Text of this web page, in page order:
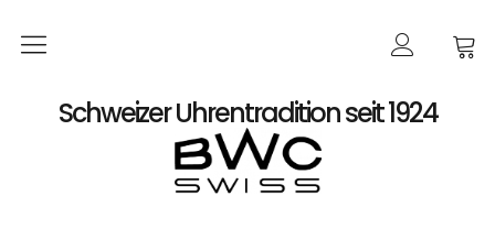
Schweizer Uhrentradition seit 1924
Startseite
Shop